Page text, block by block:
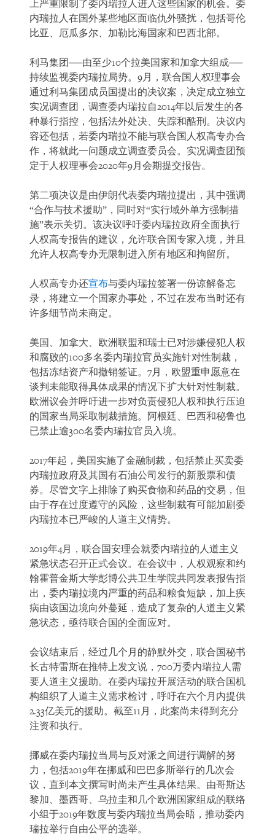
上严重限制了委内瑞拉人进入这些国家的机会。委
内瑞拉人在国外某些地区面临仇外骚扰，包括哥伦
比亚、厄瓜多尔、加勒比海国家和巴西北部。
利马集团──由至少10个拉美国家和加拿大组成──
持续监视委内瑞拉局势。9月，联合国人权理事会
通过利马集团成员国提出的决议案，决定成立独立
实况调查团，调查委内瑞拉自2014年以后发生的各
种暴行指控，包括法外处决、失踪和酷刑。决议内
容还包括，若委内瑞拉不能与联合国人权高专办合
作，将就此一问题成立调查委员会。实况调查团预
定于人权理事会2020年9月会期提交报告。
第二项决议是由伊朗代表委内瑞拉提出，其中强调
“合作与技术援助”，同时对“实行域外单方强制措
施”表示关切。该决议呼吁委内瑞拉政府全面执行
人权高专报告的建议，允许联合国专家入境，并且
允许人权高专办无限制进入所有地区和拘留所。
人权高专办还宣布与委内瑞拉签署一份谅解备忘
录，将建立一个国家办事处，不过在发布当时还有
许多细节尚未商定。
美国、加拿大、欧洲联盟和瑞士已对涉嫌侵犯人权
和腐败的100多名委内瑞拉官员实施针对性制裁，
包括冻结资产和撤销签证。7月，欧盟重申愿意在
谈判未能取得具体成果的情况下扩大针对性制裁。
欧洲议会并呼吁进一步对负责侵犯人权和执行压迫
的国家当局采取制裁措施。阿根廷、巴西和秘鲁也
已禁止逾300名委内瑞拉官员入境。
2017年起，美国实施了金融制裁，包括禁止买卖委
内瑞拉政府及其国有石油公司发行的新股票和债
券。尽管文字上排除了购买食物和药品的交易，但
由于存在过度遵守的风险，这些制裁有可能加剧委
内瑞拉本已严峻的人道主义情势。
2019年4月，联合国安理会就委内瑞拉的人道主义
紧急状态召开正式会议。在会议中，人权观察和约
翰霍普金斯大学彭博公共卫生学院共同发表报告指
出，委内瑞拉境内严重的药品和粮食短缺，加上疾
病由该国边境向外蔓延，造成了复杂的人道主义紧
急状态，亟待联合国的全面应对。
会议结束后，经过几个月的静默外交，联合国秘书
长古特雷斯在推特上发文说，700万委内瑞拉人需
要人道主义援助。在委内瑞拉开展活动的联合国机
构组织了人道主义需求检讨，呼吁在六个月内提供
2.33亿美元的援助。截至11月，此案尚未得到充分
注资和执行。
挪威在委内瑞拉当局与反对派之间进行调解的努
力，包括2019年在挪威和巴巴多斯举行的几次会
议，直到本文撰写时尚未产生具体结果。由哥斯达
黎加、墨西哥、乌拉圭和几个欧洲国家组成的联络
小组于2019年数度与委内瑞拉当局会晤，推动委内
瑞拉举行自由公平的选举。